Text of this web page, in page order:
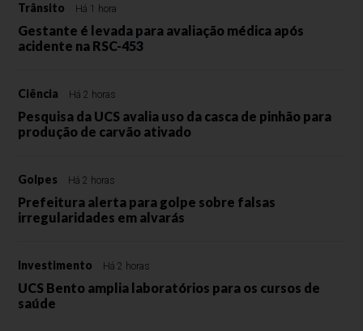
Trânsito Há 1 hora
Gestante é levada para avaliação médica após
acidente na RSC-453
Ciência Há 2 horas
Pesquisa da UCS avalia uso da casca de pinhão para
produção de carvão ativado
Golpes Há 2 horas
Prefeitura alerta para golpe sobre falsas
irregularidades em alvarás
Investimento Há 2 horas
UCS Bento amplia laboratórios para os cursos de
saúde